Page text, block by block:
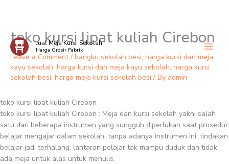
Skip
content
Jual Meja Kursi Sekolah
Harga Grosir Pabrik
toko kursi lipat kuliah Cirebon
Leave a Comment / bangku sekolah besi, harga kursi dan meja
kayu sekolah, harga kursi dan meja kayu sekolah, harga kursi
sekolah besi, harga meja kursi sekolah besi / By admin
toko kursi lipat kuliah Cirebon
toko kursi lipat kuliah Cirebon : Meja dan kursi sekolah yakni salah
satu dari beberapa instrumen yang sungguh diperlukan saat prosedur
belajar mengajar dalam sekolah. tanpa adanya instrumen ini, tindakan
belajar jadi terhalang. lantaran pelajar tak mampu duduk dan tidak
ada meja untuk alas untuk menulis.